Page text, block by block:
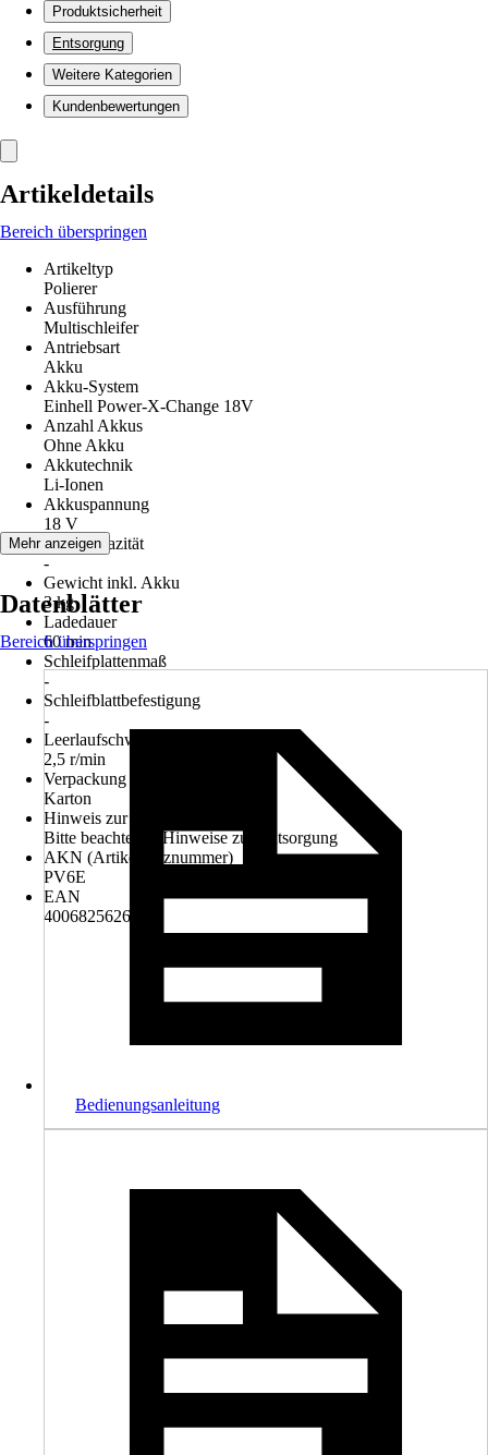
Produktsicherheit
Entsorgung
Weitere Kategorien
Kundenbewertungen
Artikeldetails
Bereich überspringen
Artikeltyp
Polierer
Ausführung
Multischleifer
Antriebsart
Akku
Akku-System
Einhell Power-X-Change 18V
Anzahl Akkus
Ohne Akku
Akkutechnik
Li-Ionen
Akkuspannung
18 V
Akkukapazität
-
Gewicht inkl. Akku
3 kg
Ladedauer
60 min
Schleifplattenmaß
-
Schleifblattbefestigung
-
Leerlaufschwingzahl
2,5 r/min
Verpackung
Karton
Hinweis zur Entsorgung
Bitte beachte die Hinweise zur Entsorgung
AKN (Artikelkurznummer)
PV6E
EAN
4006825626599
Mehr anzeigen
Datenblätter
Bereich überspringen
Bedienungsanleitung